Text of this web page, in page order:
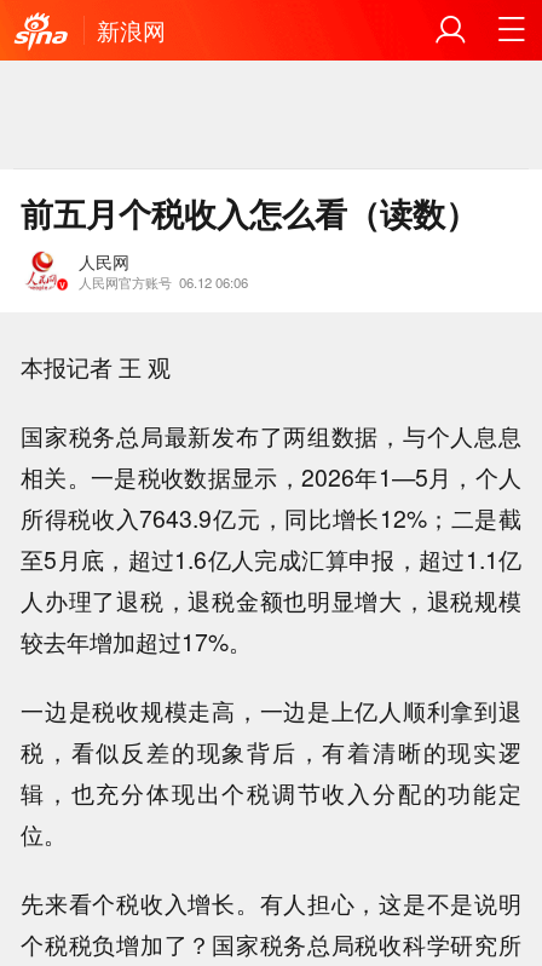
新浪网
前五月个税收入怎么看（读数）
人民网
人民网官方账号 06.12 06:06
本报记者 王 观
国家税务总局最新发布了两组数据，与个人息息
相关。一是税收数据显示，2026年1—5月，个人
所得税收入7643.9亿元，同比增长12%；二是截
至5月底，超过1.6亿人完成汇算申报，超过1.1亿
人办理了退税，退税金额也明显增大，退税规模
较去年增加超过17%。
一边是税收规模走高，一边是上亿人顺利拿到退
税，看似反差的现象背后，有着清晰的现实逻
辑，也充分体现出个税调节收入分配的功能定
位。
先来看个税收入增长。有人担心，这是不是说明
个税税负增加了？国家税务总局税收科学研究所